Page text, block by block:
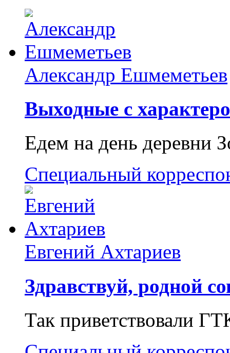
Александр Ешмеметьев
Выходные с
Едем на день деревни
Специальный
Евгений Ахтариев
Здравствуй, родной
Так приветствовали